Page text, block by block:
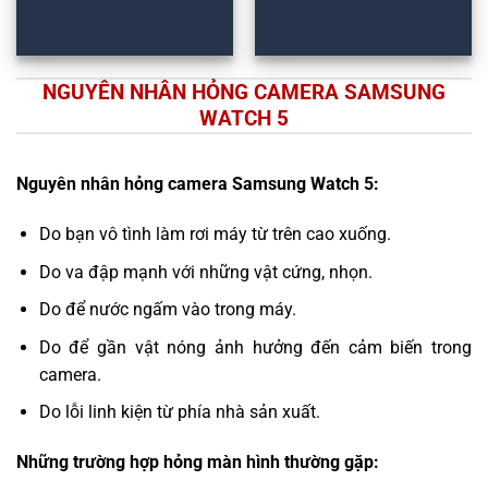
NGUYÊN NHÂN HỎNG CAMERA SAMSUNG
WATCH 5
Nguyên nhân hỏng camera Samsung Watch 5:
Do bạn vô tình làm rơi máy từ trên cao xuống.
Do va đập mạnh với những vật cứng, nhọn.
Do để nước ngấm vào trong máy.
Do để gần vật nóng ảnh hưởng đến cảm biến trong
camera.
Do lỗi linh kiện từ phía nhà sản xuất.
Những trường hợp hỏng màn hình thường gặp: